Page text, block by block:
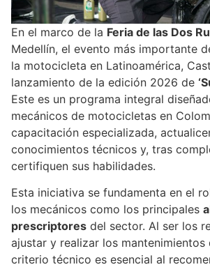
En el marco de la Feria de las Dos
Medellín, el evento más importante
la motocicleta en Latinoamérica,
lanzamiento de la edición 2026 de
Este es un programa integral
mecánicos de motocicletas en
capacitación especializada,
conocimientos técnicos y, tras
certifiquen sus habilidades.
Esta iniciativa se fundamenta en el
los mecánicos como los principales
prescriptores del sector. Al ser los
ajustar y realizar los mantenimientos
criterio técnico es esencial al